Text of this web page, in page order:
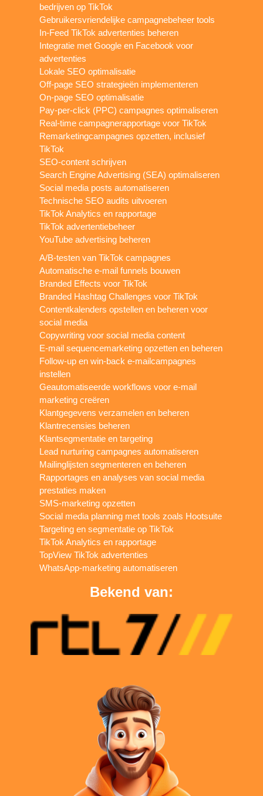
bedrijven op TikTok
Gebruikersvriendelijke campagnebeheer tools
In-Feed TikTok advertenties beheren
Integratie met Google en Facebook voor
advertenties
Lokale SEO optimalisatie
Off-page SEO strategieën implementeren
On-page SEO optimalisatie
Pay-per-click (PPC) campagnes optimaliseren
Real-time campagnerapportage voor TikTok
Remarketingcampagnes opzetten, inclusief
TikTok
SEO-content schrijven
Search Engine Advertising (SEA) optimaliseren
Social media posts automatiseren
Technische SEO audits uitvoeren
TikTok Analytics en rapportage
TikTok advertentiebeheer
YouTube advertising beheren
A/B-testen van TikTok campagnes
Automatische e-mail funnels bouwen
Branded Effects voor TikTok
Branded Hashtag Challenges voor TikTok
Contentkalenders opstellen en beheren voor
social media
Copywriting voor social media content
E-mail sequencemarketing opzetten en beheren
Follow-up en win-back e-mailcampagnes
instellen
Geautomatiseerde workflows voor e-mail
marketing creëren
Klantgegevens verzamelen en beheren
Klantrecensies beheren
Klantsegmentatie en targeting
Lead nurturing campagnes automatiseren
Mailinglijsten segmenteren en beheren
Rapportages en analyses van social media
prestaties maken
SMS-marketing opzetten
Social media planning met tools zoals Hootsuite
Targeting en segmentatie op TikTok
TikTok Analytics en rapportage
TopView TikTok advertenties
WhatsApp-marketing automatiseren
Bekend van: